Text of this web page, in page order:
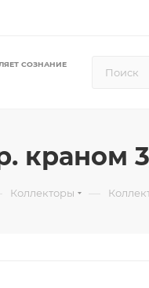
СОЗНАНИЕ
краном
Коллекторы —